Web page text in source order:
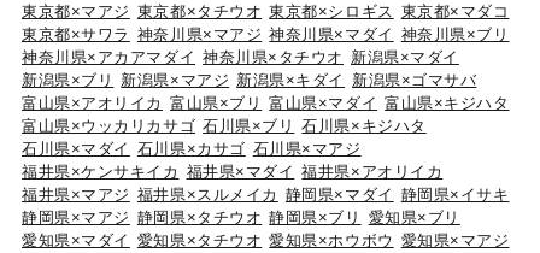
東京都×マアジ 東京都×タチウオ 東京都×シロギス 東京都×マダコ
東京都×サワラ 神奈川県×マアジ 神奈川県×マダイ 神奈川県×ブリ
神奈川県×アカアマダイ 神奈川県×タチウオ 新潟県×マダイ
新潟県×ブリ
新潟県×マアジ 新潟県×キダイ
新潟県×ゴマサバ
富山県×アオリイカ 富山県×ブリ 富山県×マダイ 富山県×キジハタ
富山県×ウッカリカサゴ 石川県×ブリ
石川県×キジハタ
石川県×マダイ 石川県×カサゴ 石川県×マアジ
福井県×ケンサキイカ 福井県×マダイ 福井県×アオリイカ
福井県×マアジ 福井県×スルメイカ 静岡県×マダイ 静岡県×イサキ
静岡県×マアジ 静岡県×タチウオ 静岡県×ブリ
愛知県×ブリ
愛知県×マダイ 愛知県×タチウオ 愛知県×ホウボウ 愛知県×マアジ